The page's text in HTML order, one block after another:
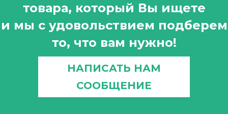
товара, который Вы ищете
и мы с удовольствием подберем
то, что вам нужно!
НАПИСАТЬ НАМ
СООБЩЕНИЕ